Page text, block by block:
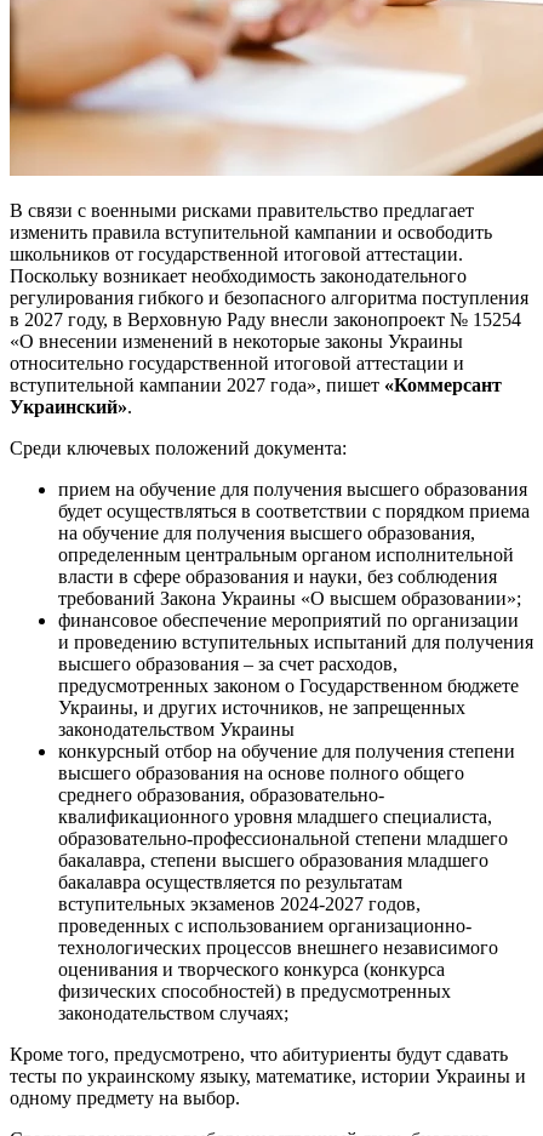
В связи с военными рисками правительство предлагает
изменить правила вступительной кампании и освободить
школьников от государственной итоговой аттестации.
Поскольку возникает необходимость законодательного
регулирования гибкого и безопасного алгоритма поступления
в 2027 году, в Верховную Раду внесли законопроект № 15254
«О внесении изменений в некоторые законы Украины
относительно государственной итоговой аттестации и
вступительной кампании 2027 года», пишет «Коммерсант
Украинский».
Среди ключевых положений документа:
прием на обучение для получения высшего образования
будет осуществляться в соответствии с порядком приема
на обучение для получения высшего образования,
определенным центральным органом исполнительной
власти в сфере образования и науки, без соблюдения
требований Закона Украины «О высшем образовании»;
финансовое обеспечение мероприятий по организации
и проведению вступительных испытаний для получения
высшего образования – за счет расходов,
предусмотренных законом о Государственном бюджете
Украины, и других источников, не запрещенных
законодательством Украины
конкурсный отбор на обучение для получения степени
высшего образования на основе полного общего
среднего образования, образовательно-
квалификационного уровня младшего специалиста,
образовательно-профессиональной степени младшего
бакалавра, степени высшего образования младшего
бакалавра осуществляется по результатам
вступительных экзаменов 2024-2027 годов,
проведенных с использованием организационно-
технологических процессов внешнего независимого
оценивания и творческого конкурса (конкурса
физических способностей) в предусмотренных
законодательством случаях;
Кроме того, предусмотрено, что абитуриенты будут сдавать
тесты по украинскому языку, математике, истории Украины и
одному предмету на выбор.